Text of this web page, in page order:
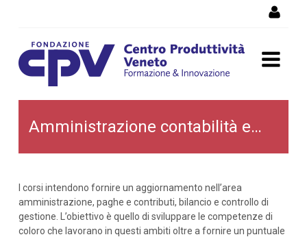
Amministrazione,
contabilità e bilancio
Amministrazione contabilità e bilancio
I corsi intendono fornire un aggiornamento nell’area
amministrazione, paghe e contributi, bilancio e controllo di
gestione. L’obiettivo è quello di sviluppare le competenze di
coloro che lavorano in questi ambiti oltre a fornire un puntuale